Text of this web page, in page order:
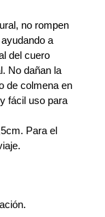
no rompen
a
del cuero
No dañan la
de colmena en
fácil uso para
Para el